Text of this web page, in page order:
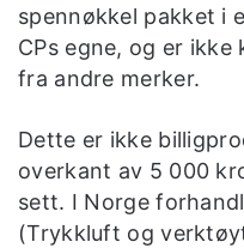
spennøkkel pakket i
CPs egne, og er
fra andre merker.
Dette er ikke
overkant av 5 000
sett. I Norge
(Trykkluft og